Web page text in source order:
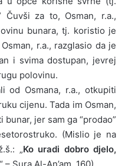
Čuvši za to, Osman, r.a.,
bunara, tj. koristio je
r.a., razglasio da je
i svima dostupan, jevrej
polovinu.
od Osmana, r.a., otkupiti
cijenu. Tada im Osman,
jer sam ga “prodao”
(Mislio je na
„Ko uradi dobro djelo,
“ – Sura Al-An’am, 160).